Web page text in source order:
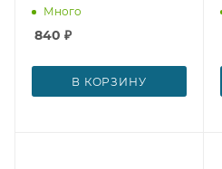
№ 27679
Много
840 ₽
В КОРЗИНУ